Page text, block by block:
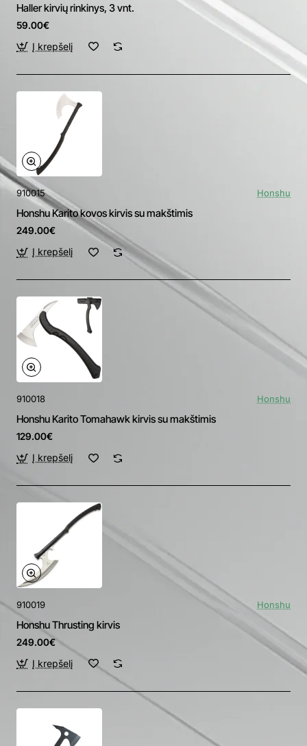
Haller kirvių rinkinys, 3 vnt.
59.00€
Į krepšelį
910015 Honshu
Honshu Karito kovos kirvis su makštimis
249.00€
Į krepšelį
910018 Honshu
Honshu Karito Tomahawk kirvis su makštimis
129.00€
Į krepšelį
910019 Honshu
Honshu Thrusting kirvis
249.00€
Į krepšelį